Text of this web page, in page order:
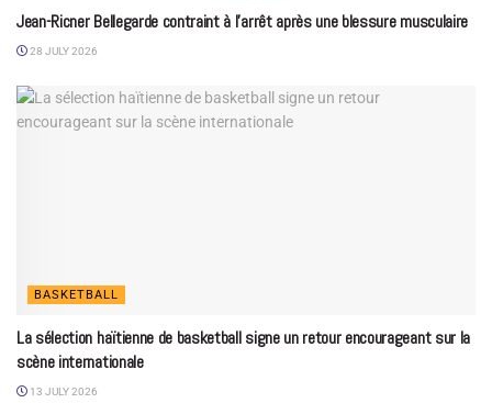
Jean-Ricner Bellegarde contraint à l’arrêt après une blessure musculaire
28 JULY 2026
BASKETBALL
La sélection haïtienne de basketball signe un retour encourageant sur la
scène internationale
13 JULY 2026